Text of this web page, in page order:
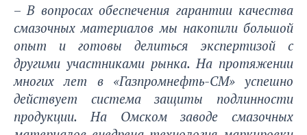
– В вопросах обеспечения гарантии качества
смазочных материалов мы накопили большой
опыт и готовы делиться экспертизой с
другими участниками рынка. На протяжении
многих лет в «Газпромнефть-СМ» успешно
действует система защиты подлинности
продукции. На Омском заводе смазочных